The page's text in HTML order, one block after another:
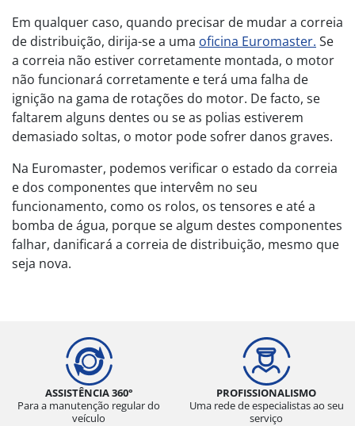
Em qualquer caso, quando precisar de mudar a correia
de distribuição, dirija-se a uma oficina Euromaster. Se
a correia não estiver corretamente montada, o motor
não funcionará corretamente e terá uma falha de
ignição na gama de rotações do motor. De facto, se
faltarem alguns dentes ou se as polias estiverem
demasiado soltas, o motor pode sofrer danos graves.
Na Euromaster, podemos verificar o estado da correia
e dos componentes que intervêm no seu
funcionamento, como os rolos, os tensores e até a
bomba de água, porque se algum destes componentes
falhar, danificará a correia de distribuição, mesmo que
seja nova.
ASSISTÊNCIA 360°
Para a manutenção regular do
veículo
PROFISSIONALISMO
Uma rede de especialistas ao seu
serviço